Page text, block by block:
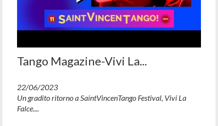
Tango Magazine-Vivi La...
22/06/2023
Un gradito ritorno a SaintVincenTango Festival, Vivi La
Falce....